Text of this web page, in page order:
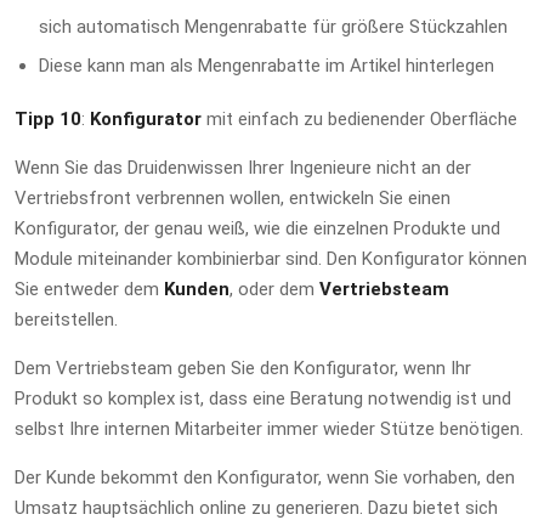
sich automatisch Mengenrabatte für größere Stückzahlen
Diese kann man als Mengenrabatte im Artikel hinterlegen
Tipp 10: Konfigurator mit einfach zu bedienender Oberfläche
Wenn Sie das Druidenwissen Ihrer Ingenieure nicht an der
Vertriebsfront verbrennen wollen, entwickeln Sie einen
Konfigurator, der genau weiß, wie die einzelnen Produkte und
Module miteinander kombinierbar sind. Den Konfigurator können
Sie entweder dem Kunden, oder dem Vertriebsteam
bereitstellen.
Dem Vertriebsteam geben Sie den Konfigurator, wenn Ihr
Produkt so komplex ist, dass eine Beratung notwendig ist und
selbst Ihre internen Mitarbeiter immer wieder Stütze benötigen.
Der Kunde bekommt den Konfigurator, wenn Sie vorhaben, den
Umsatz hauptsächlich online zu generieren. Dazu bietet sich